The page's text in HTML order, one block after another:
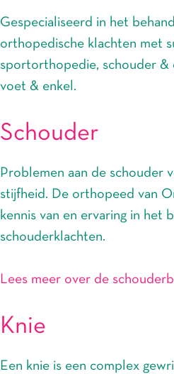
Gespecialiseerd in het
orthopedische klachten met
sportorthopedie, schouder &
voet & enkel.
Schouder
Problemen aan de schouder
stijfheid. De orthopeed van
kennis van en ervaring in het
schouderklachten.
Lees meer over de
Knie
Een knie is een complex